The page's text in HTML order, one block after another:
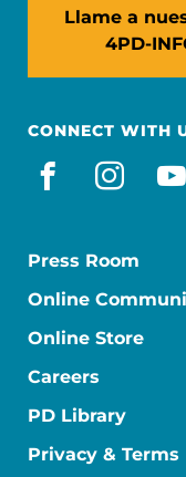
Llame a
4PD-
CONNECT WITH
Press Room
Online
Online Store
Careers
PD Library
Privacy & Terms